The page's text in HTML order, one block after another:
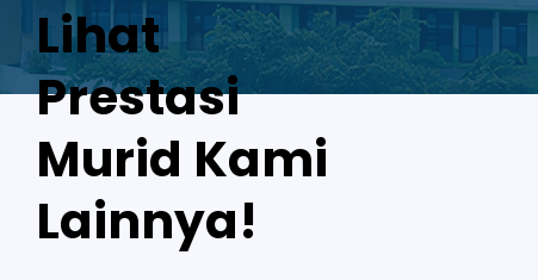
Lihat
Prestasi
Murid Kami
Lainnya!